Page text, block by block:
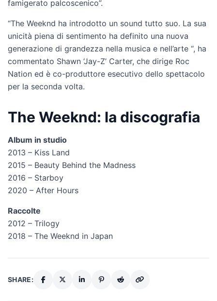
famigerato palcoscenico”.
“The Weeknd ha introdotto un sound tutto suo. La sua
unicità piena di sentimento ha definito una nuova
generazione di grandezza nella musica e nell’arte “, ha
commentato Shawn ‘Jay-Z’ Carter, che dirige Roc
Nation ed è co-produttore esecutivo dello spettacolo
per la seconda volta.
The Weeknd: la discografia
Album in studio
2013 – Kiss Land
2015 – Beauty Behind the Madness
2016 – Starboy
2020 – After Hours
Raccolte
2012 – Trilogy
2018 – The Weeknd in Japan
SHARE: